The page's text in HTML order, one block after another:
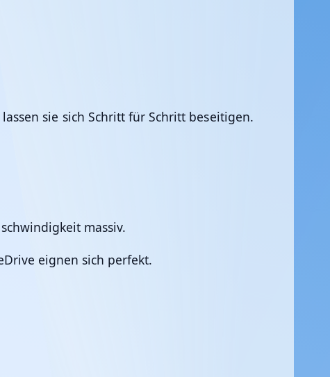
sie sich Schritt für Schritt beseitigen.
massiv.
eignen sich perfekt.